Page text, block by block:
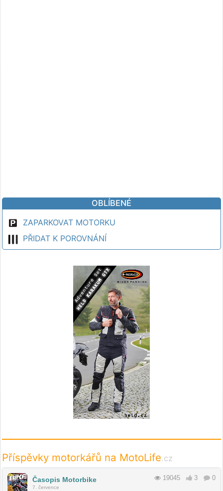
OBLÍBENÉ
ZAPARKOVAT MOTORKU
PŘIDAT K POROVNÁNÍ
Příspěvky motorkářů na MotoLife.cz
Časopis Motorbike
7. července
19045 3 0